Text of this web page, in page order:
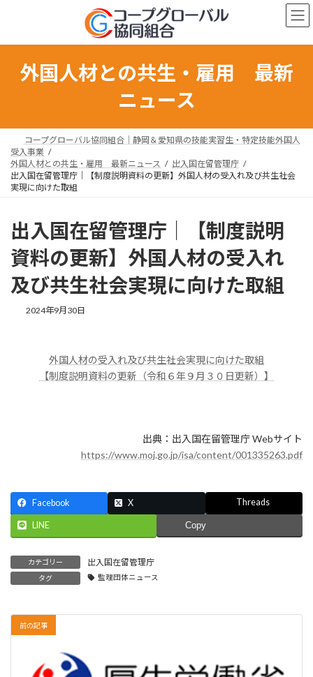
ン
プ
ー
動
外国人材との共生・雇用 最新
ニュース
コープグローバル協同組合｜静岡＆愛知県の技能実習生・特定技能外国人
受入事業
外国人材との共生・雇用 最新ニュース
出入国在留管理庁
出入国在留管理庁｜【制度説明資料の更新】外国人材の受入れ及び共生社会
実現に向けた取組
出入国在留管理庁｜【制度説明
資料の更新】外国人材の受入れ
及び共生社会実現に向けた取組
2024年9月30日
日
時
:
外国人材の受入れ及び共生社会実現に向けた取組
【制度説明資料の更新（令和６年９月３０日更新）】
出典：出入国在留管理庁 Webサイト
https://www.moj.go.jp/isa/content/001335263.pdf
Facebook X Threads
LINE Copy
カテゴリー 出入国在留管理庁
タグ 監理団体ニュース
前の記事